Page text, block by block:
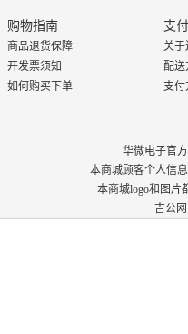
购物指南
商品退货保障
开发票须知
如何购买下单
支
关于
配送
支付
华微电子官
本商城顾客个人信
本商城logo和图片
吉公网